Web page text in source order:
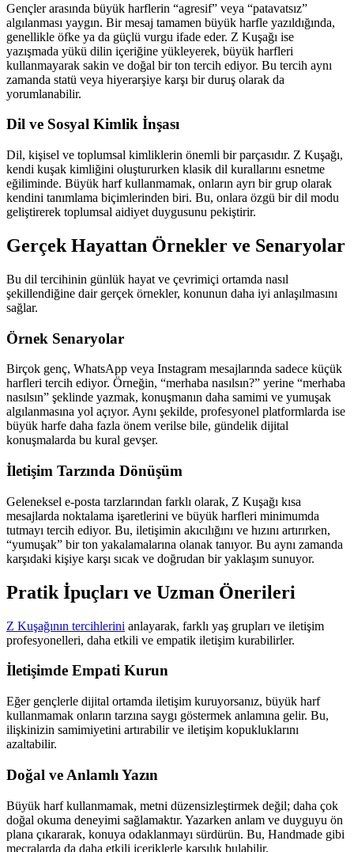
Gençler arasında büyük harflerin “agresif” veya “patavatsız”
algılanması yaygın. Bir mesaj tamamen büyük harfle yazıldığında,
genellikle öfke ya da güçlü vurgu ifade eder. Z Kuşağı ise
yazışmada yükü dilin içeriğine yükleyerek, büyük harfleri
kullanmayarak sakin ve doğal bir ton tercih ediyor. Bu tercih aynı
zamanda statü veya hiyerarşiye karşı bir duruş olarak da
yorumlanabilir.
Dil ve Sosyal Kimlik İnşası
Dil, kişisel ve toplumsal kimliklerin önemli bir parçasıdır. Z Kuşağı,
kendi kuşak kimliğini oluştururken klasik dil kurallarını esnetme
eğiliminde. Büyük harf kullanmamak, onların ayrı bir grup olarak
kendini tanımlama biçimlerinden biri. Bu, onlara özgü bir dil modu
geliştirerek toplumsal aidiyet duygusunu pekiştirir.
Gerçek Hayattan Örnekler ve Senaryolar
Bu dil tercihinin günlük hayat ve çevrimiçi ortamda nasıl
şekillendiğine dair gerçek örnekler, konunun daha iyi anlaşılmasını
sağlar.
Örnek Senaryolar
Birçok genç, WhatsApp veya Instagram mesajlarında sadece küçük
harfleri tercih ediyor. Örneğin, “merhaba nasılsın?” yerine “merhaba
nasılsın” şeklinde yazmak, konuşmanın daha samimi ve yumuşak
algılanmasına yol açıyor. Aynı şekilde, profesyonel platformlarda ise
büyük harfe daha fazla önem verilse bile, gündelik dijital
konuşmalarda bu kural gevşer.
İletişim Tarzında Dönüşüm
Geleneksel e-posta tarzlarından farklı olarak, Z Kuşağı kısa
mesajlarda noktalama işaretlerini ve büyük harfleri minimumda
tutmayı tercih ediyor. Bu, iletişimin akıcılığını ve hızını artırırken,
“yumuşak” bir ton yakalamalarına olanak tanıyor. Bu aynı zamanda
karşıdaki kişiye karşı sıcak ve doğrudan bir yaklaşım sunuyor.
Pratik İpuçları ve Uzman Önerileri
Z Kuşağının tercihlerini anlayarak, farklı yaş grupları ve iletişim
profesyonelleri, daha etkili ve empatik iletişim kurabilirler.
İletişimde Empati Kurun
Eğer gençlerle dijital ortamda iletişim kuruyorsanız, büyük harf
kullanmamak onların tarzına saygı göstermek anlamına gelir. Bu,
ilişkinizin samimiyetini artırabilir ve iletişim kopukluklarını
azaltabilir.
Doğal ve Anlamlı Yazın
Büyük harf kullanmamak, metni düzensizleştirmek değil; daha çok
doğal okuma deneyimi sağlamaktır. Yazarken anlam ve duyguyu ön
plana çıkararak, konuya odaklanmayı sürdürün. Bu, Handmade gibi
mecralarda da daha etkili içeriklerle karşılık bulabilir.